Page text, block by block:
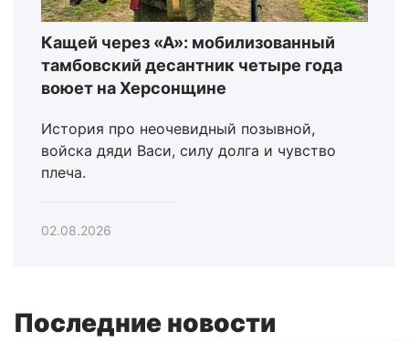
Кащей через «А»: мобилизованный
тамбовский десантник четыре года
воюет на Херсонщине
История про неочевидный позывной,
войска дяди Васи, силу долга и чувство
плеча.
02.08.2026
Последние новости